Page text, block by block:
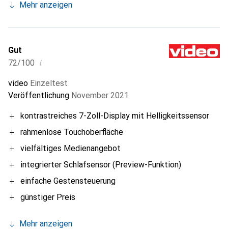
Mehr anzeigen
Gut
72/100 i
video Einzeltest
Veröffentlichung November 2021
kontrastreiches 7-Zoll-Display mit Helligkeitssensor
rahmenlose Touchoberfläche
vielfältiges Medienangebot
integrierter Schlafsensor (Preview-Funktion)
einfache Gestensteuerung
günstiger Preis
Mehr anzeigen